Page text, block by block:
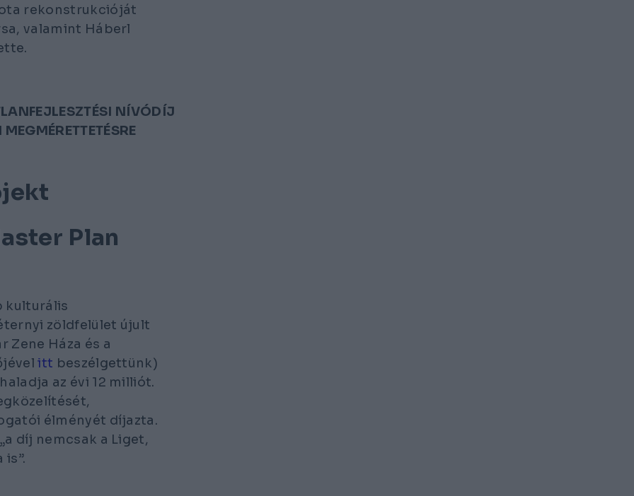
rekonstrukcióját
valamint Háberl
NÍVÓDÍJ
Plan
kulturális
zöldfelület újult
Zene Háza és a
itt beszélgettünk)
az évi 12 milliót.
élményét díjazta.
díj nemcsak a Liget,